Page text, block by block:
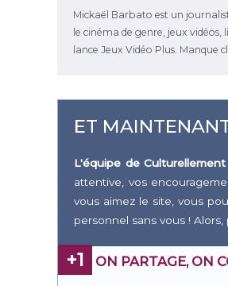
Mickaël Barbato est un
le cinéma de genre, jeux
lance Jeux Vidéo Plus. Manque
ET
L'équipe de
attentive, vos
vous aimez le site, vous
personnel sans vous !
+1 ON PARTAGE, ON